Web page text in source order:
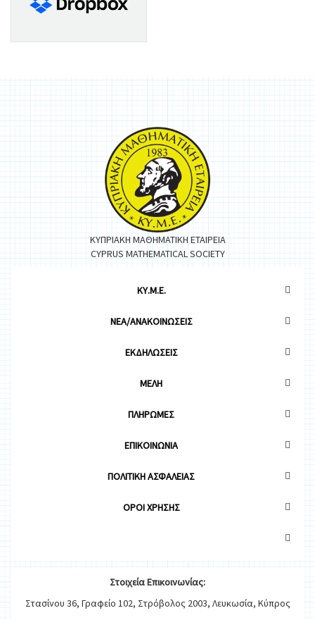
ΚΥΠΡΙΑΚΗ ΜΑΘΗΜΑΤΙΚΗ ΕΤΑΙΡΕΙΑ
CYPRUS MATHEMATICAL SOCIETY
ΚΥ.Μ.Ε.
ΝΕΑ/ΑΝΑΚΟΙΝΩΣΕΙΣ
ΕΚΔΗΛΩΣΕΙΣ
ΜΕΛΗ
ΠΛΗΡΩΜΕΣ
ΕΠΙΚΟΙΝΩΝΙΑ
ΠΟΛΙΤΙΚΗ ΑΣΦΑΛΕΙΑΣ
OΡΟΙ ΧΡΗΣΗΣ
ΣτοιχείαΕπικοινωνίας:
Στασίνου 36, Γραφείο 102, Στρόβολος 2003, Λευκωσία, Κύπρος